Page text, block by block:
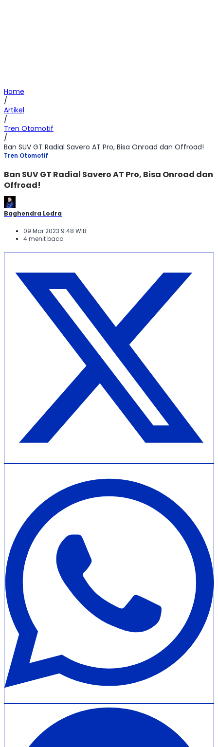
Home
/
Artikel
/
Tren Otomotif
/
Ban SUV GT Radial Savero AT Pro, Bisa Onroad dan Offroad!
Tren Otomotif
Ban SUV GT Radial Savero AT Pro, Bisa Onroad dan
Offroad!
Baghendra Lodra
09 Mar 2023 9:48 WIB
4 menit baca